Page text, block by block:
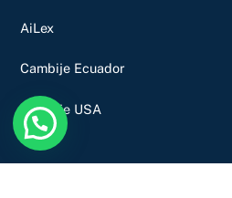
AiLex
Cambije Ecuador
Cambije USA